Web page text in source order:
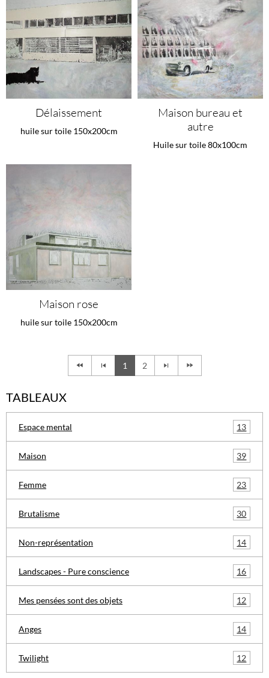
Délaissement
huile sur toile 150x200cm
Maison bureau et
autre
Huile sur toile 80x100cm
Maison rose
huile sur toile 150x200cm
1 2
TABLEAUX
Espace mental 13
Maison 39
Femme 23
Brutalisme 30
Non-représentation 14
Landscapes - Pure conscience 16
Mes pensées sont des objets 12
Anges 14
Twilight 12